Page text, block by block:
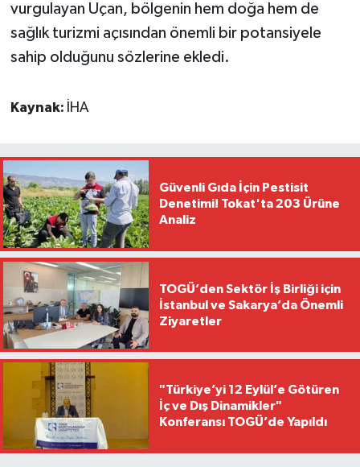
vurgulayan Uçan, bölgenin hem doğa hem de
sağlık turizmi açısından önemli bir potansiyele
sahip olduğunu sözlerine ekledi.
Kaynak: İHA
Güvenli Gıda İçin Pestisit
Denetimi! Tokat'ta 203 Ürüne
Analiz
TOGÜ’den Sektör İş Birliği için
İstanbul ve Sakarya’da Önemli
Ziyaretler
"Türkiye’yi 12 Eylül’e Götüren
İç ve Dış Dinamikler"
Konferansı TOGÜ’de Yapıldı